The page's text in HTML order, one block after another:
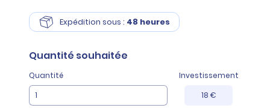
Expédition sous : 48 heures
Quantité souhaitée
Quantité
Investissement
18 €